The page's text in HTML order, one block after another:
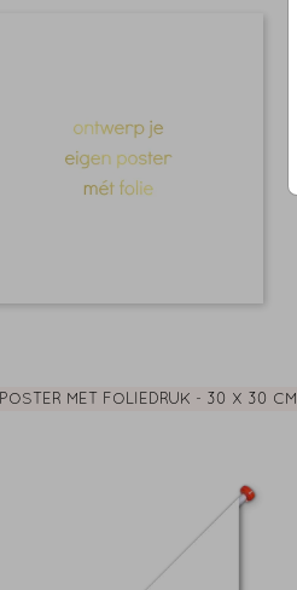
POSTER MET FOLIEDRUK - 30 X 30 CM